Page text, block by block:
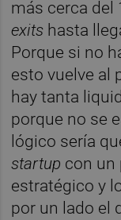
más cerca del
exits hasta
Porque si no
esto vuelve al
hay tanta
porque no se
lógico sería
startup con un
estratégico y
por un lado el